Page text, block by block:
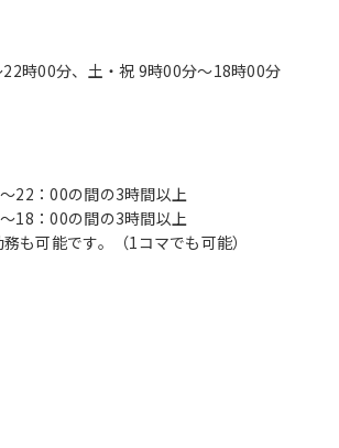
時00分、土・祝 9時00分〜18時00分
22：00の間の3時間以上
18：00の間の3時間以上